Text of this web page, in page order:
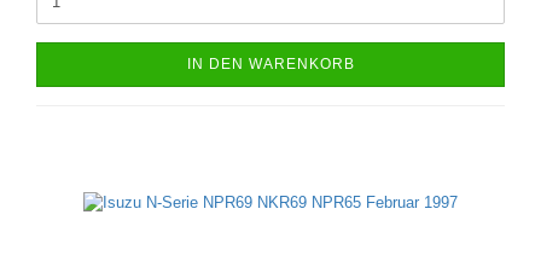
IN DEN WARENKORB